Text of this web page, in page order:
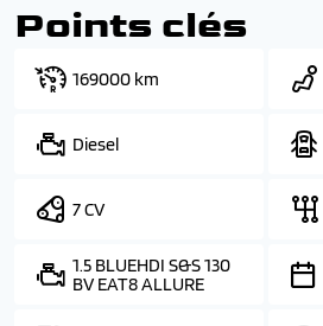
Points clés
169000 km
Diesel
7 CV
1.5 BLUEHDI S&S 130
BV EAT8 ALLURE